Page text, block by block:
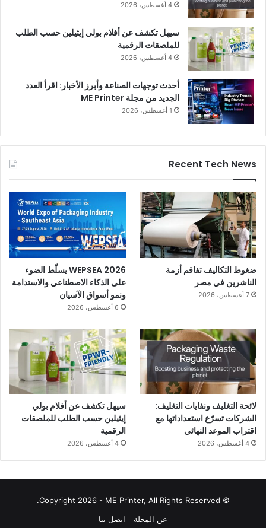
4 أغسطس، 2026
سيهل تكشف عن أفلام بولي إيثيلين حسب الطلب
للملصقات الرقمية
4 أغسطس، 2026
أحدث توجهات الصناعة وأبرز الأخبار: اقرأ العدد
الجديد من مجلة ME Printer
1 أغسطس، 2026
Recent Tech News
ضغوط التكاليف تفاقم أزمة
الناشرين في مصر
7 أغسطس، 2026
WEPSEA 2026 يسلّط الضوء
على الذكاء الاصطناعي والاستدامة
ونمو أسواق الآسيان
6 أغسطس، 2026
لائحة التغليف ونفايات التغليف:
الشركات تسرّع استعداداتها مع
اقتراب الموعد النهائي
4 أغسطس، 2026
سيهل تكشف عن أفلام بولي
إيثيلين حسب الطلب للملصقات
الرقمية
4 أغسطس، 2026
© Copyright 2026 - ME Printer, All Rights Reserved.
عن المجلة
اتصل بنا